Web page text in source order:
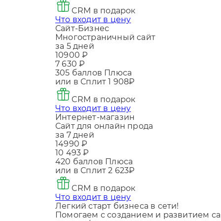
CRM в подарок
Что входит в цену
Сайт-Бизнес
Многостраничный сайт
за 5 дней
10900 ₽
7 630 ₽
305 баллов Плюса
или в Сплит1 908₽
CRM в подарок
Что входит в цену
Интернет-магазин
Сайт для онлайн прода
за 7 дней
14990 ₽
10 493 ₽
420 баллов Плюса
или в Сплит2 623₽
CRM в подарок
Что входит в цену
Легкий старт бизнеса в сети!
Помогаем с созданием и развитием